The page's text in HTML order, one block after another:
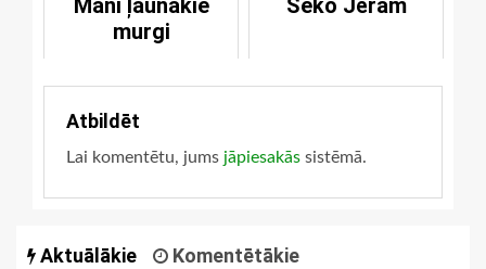
Mani ļaunākie
murgi
Seko Jēram
Atbildēt
Lai komentētu, jums jāpiesakās sistēmā.
Aktuālākie Komentētākie